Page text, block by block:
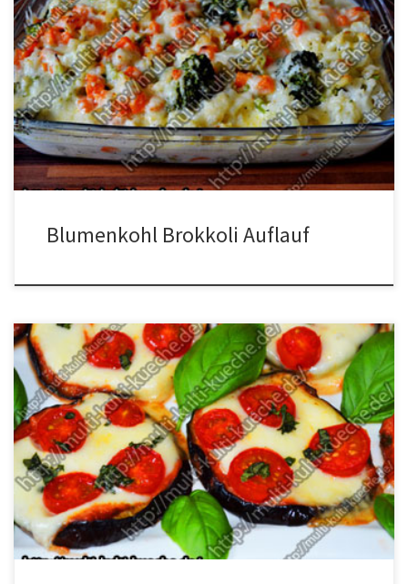
Zutaten 1 Blumenkohl1 Brokkoli2 Karotten2 ZwiebelÖlKäse zum
bestreuen1 EL Mehl100g SchlagsahneMuskatnussSalz und Pfeffer
Zubereitung Blumenkohl und Brokkoli putzen, waschen, in kleine
Röschen teilen, die Karotten und die Zwiebeln schälen und klein
schneiden. Blumenkohl und Brokkoli in kochendem Salzwasser ca.
10 Minuten garen. Öl in eine Pfanne geben, die Zwiebel und […]
Blumenkohl Brokkoli Auflauf
Zutaten für Auberginen Pizza 1 Aubergine für den Pizza-Boden2
Kugeln Mozzarella150g Passierte Tomatenkleine Tomatenetwas
BasilikumÖl zum bestreichenSalz Pfeffer und Knoblauchpulver
Zubereitung für Auberginen Pizza Das Gemüse und den
Mozzarella in Scheiben und den Basilikum klein schneiden. Die
Form einfetten und die Auberginen darauf legen. Die Auberginen
mit dem Öl bestreichen […]